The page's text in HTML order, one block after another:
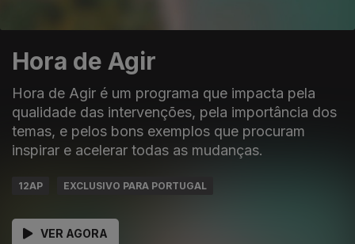
Hora de Agir
Hora de Agir é um programa que impacta pela
qualidade das intervenções, pela importância dos
temas, e pelos bons exemplos que procuram
inspirar e acelerar todas as mudanças.
12AP EXCLUSIVO PARA PORTUGAL
VER AGORA